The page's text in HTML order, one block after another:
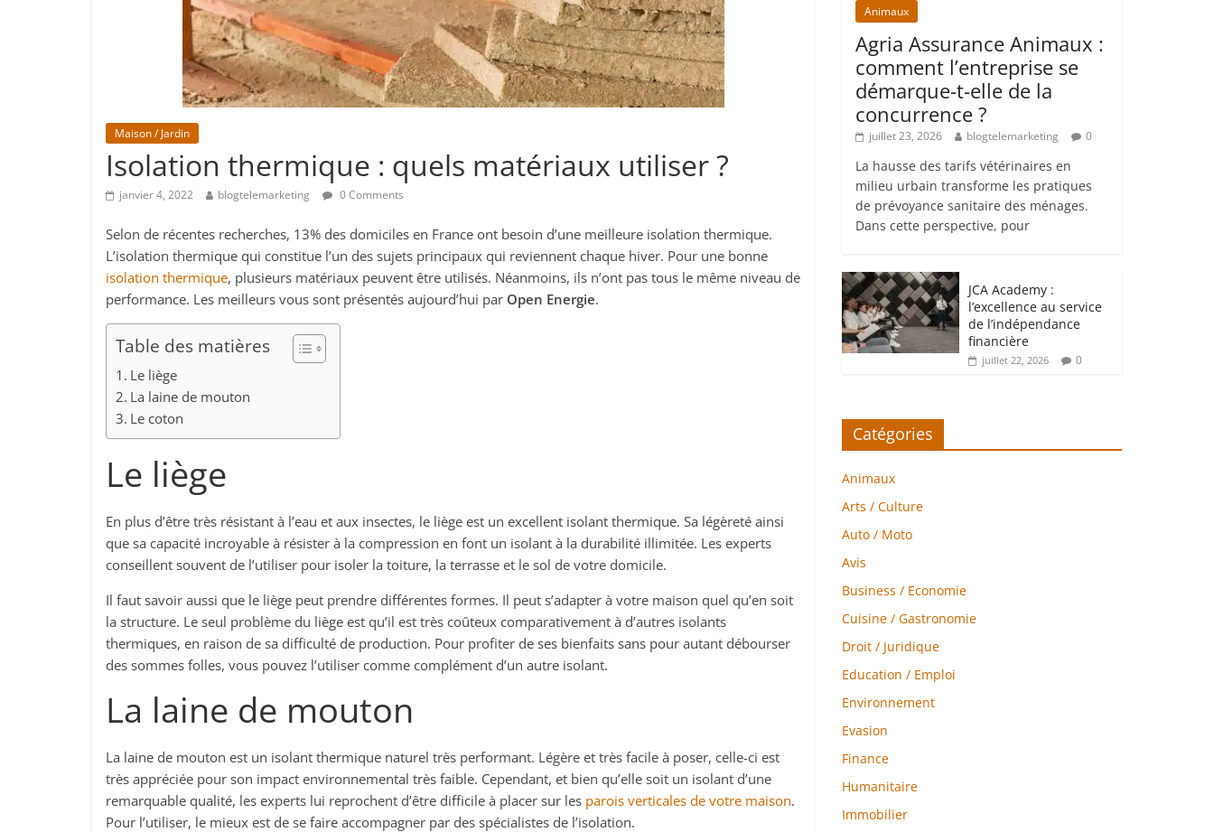
Maison / Jardin
Isolation thermique : quels matériaux utiliser ?
janvier 4, 2022 blogtelemarketing 0 Comments
Selon de récentes recherches, 13% des domiciles en France ont besoin d’une meilleure isolation thermique.
L’isolation thermique qui constitue l’un des sujets principaux qui reviennent chaque hiver. Pour une bonne
isolation thermique, plusieurs matériaux peuvent être utilisés. Néanmoins, ils n’ont pas tous le même niveau de
performance. Les meilleurs vous sont présentés aujourd’hui par Open Energie.
Table des matières
Le liège
La laine de mouton
Le coton
Le liège
En plus d’être très résistant à l’eau et aux insectes, le liège est un excellent isolant thermique. Sa légèreté ainsi
que sa capacité incroyable à résister à la compression en font un isolant à la durabilité illimitée. Les experts
conseillent souvent de l’utiliser pour isoler la toiture, la terrasse et le sol de votre domicile.
Il faut savoir aussi que le liège peut prendre différentes formes. Il peut s’adapter à votre maison quel qu’en soit
la structure. Le seul problème du liège est qu’il est très coûteux comparativement à d’autres isolants
thermiques, en raison de sa difficulté de production. Pour profiter de ses bienfaits sans pour autant débourser
des sommes folles, vous pouvez l’utiliser comme complément d’un autre isolant.
La laine de mouton
La laine de mouton est un isolant thermique naturel très performant. Légère et très facile à poser, celle-ci est
très appréciée pour son impact environnemental très faible. Cependant, et bien qu’elle soit un isolant d’une
remarquable qualité, les experts lui reprochent d’être difficile à placer sur les parois verticales de votre maison.
Pour l’utiliser, le mieux est de se faire accompagner par des spécialistes de l’isolation.
Animaux
Agria Assurance Animaux :
comment l’entreprise se
démarque-t-elle de la
concurrence ?
juillet 23, 2026 blogtelemarketing 0
La hausse des tarifs vétérinaires en
milieu urbain transforme les pratiques
de prévoyance sanitaire des ménages.
Dans cette perspective, pour
JCA Academy :
l’excellence au service
de l’indépendance
financière
juillet 22, 2026 0
Catégories
Animaux
Arts / Culture
Auto / Moto
Avis
Business / Economie
Cuisine / Gastronomie
Droit / Juridique
Education / Emploi
Environnement
Evasion
Finance
Humanitaire
Immobilier